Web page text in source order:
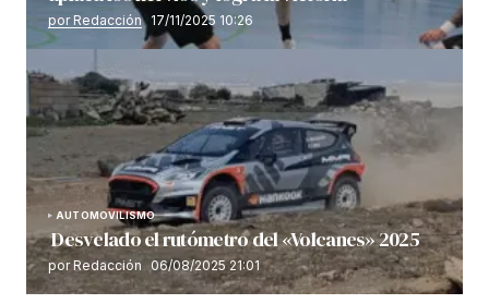
por Redacción 17/11/2025 10:26
AUTOMOVILISMO
Desvelado el rutómetro del «Volcanes» 2025
por Redacción 06/08/2025 21:01